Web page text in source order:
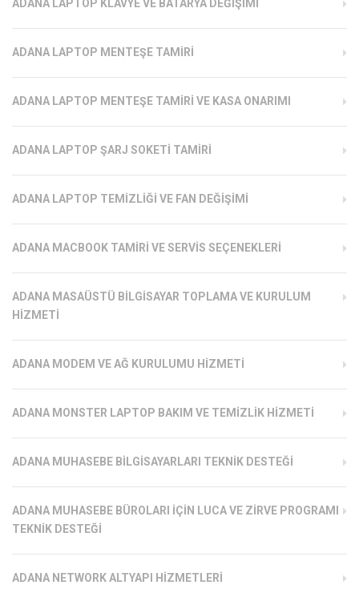
ADANA LAPTOP KLAVYE VE BATARYA DEĞIŞIMI
ADANA LAPTOP MENTEŞE TAMIRI
ADANA LAPTOP MENTEŞE TAMIRI VE KASA ONARIMI
ADANA LAPTOP ŞARJ SOKETI TAMIRI
ADANA LAPTOP TEMIZLIĞI VE FAN DEĞIŞIMI
ADANA MACBOOK TAMIRI VE SERVIS SEÇENEKLERI
ADANA MASAÜSTÜ BILGISAYAR TOPLAMA VE KURULUM
HIZMETI
ADANA MODEM VE AĞ KURULUMU HIZMETI
ADANA MONSTER LAPTOP BAKIM VE TEMIZLIK HIZMETI
ADANA MUHASEBE BILGISAYARLARI TEKNIK DESTEĞI
ADANA MUHASEBE BÜROLARI İÇIN LUCA VE ZIRVE PROGRAMI
TEKNIK DESTEĞI
ADANA NETWORK ALTYAPI HIZMETLERI